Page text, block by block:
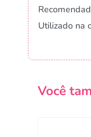
Utilizado na
Você